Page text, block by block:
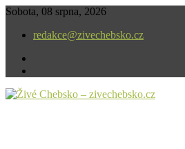
Skip
content
Sobota, 08 srpna, 2026
redakce@zivechebsko.cz